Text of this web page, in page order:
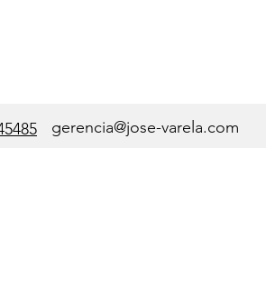
gerencia@jose-varela.com